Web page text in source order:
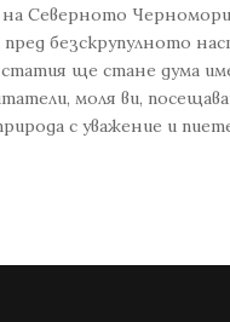
Северното
безскрупулното
статия ще стане дума
моля ви,
с уважение и